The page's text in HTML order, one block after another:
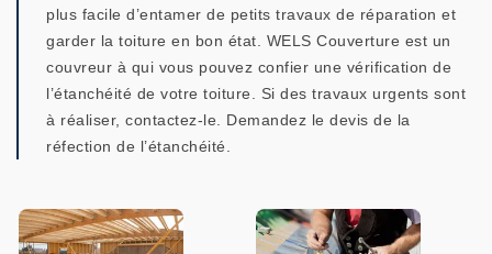
plus facile d’entamer de petits travaux de réparation et
garder la toiture en bon état. WELS Couverture est un
couvreur à qui vous pouvez confier une vérification de
l’étanchéité de votre toiture. Si des travaux urgents sont
à réaliser, contactez-le. Demandez le devis de la
réfection de l’étanchéité.